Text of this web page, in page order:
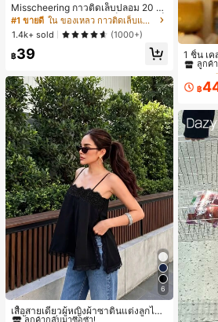
Misscheering กาวติดเล็บปลอม 20 กรั
ม แรงยึดสูง เจลสติกเกอร์เล็บนุ่ม แห้งเร็
ว เหมาะสำหรับผู้เริ่มต้นทำเล็บ ติดทนน
าน
#1 ขายดี
ใน ของเหลว กาวติดเล็บและสารยึดติด
1.4k+ sold
(1000+)
฿39
6
เสื้อสายเดี่ยวผู้หญิงผ้าซาตินแต่งลูกไม้
#1 ขายดี
ใน ชายหาด เสื้อกล้ามผู้หญิง & Camis
ลูกค้ากลับมาซื้อซ้ำ!
1 ชิ้น เ
พิมพ์ตัว
ร์ สำห
16 Pro
สไตล์ส
#3 ขายดี
ลูกค้
#3 ขายดี
ลูกค้
#3 ขายดี
ลูกค้
#3 ขายดี
ลูกค้
฿